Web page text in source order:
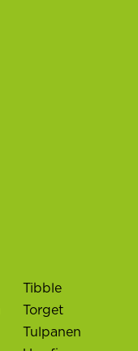
Tibble
Torget
Tulpanen